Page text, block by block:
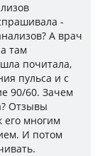
-
А врач
там
почитала,
пульса и с
90/60. Зачем
Отзывы
его многим
И потом